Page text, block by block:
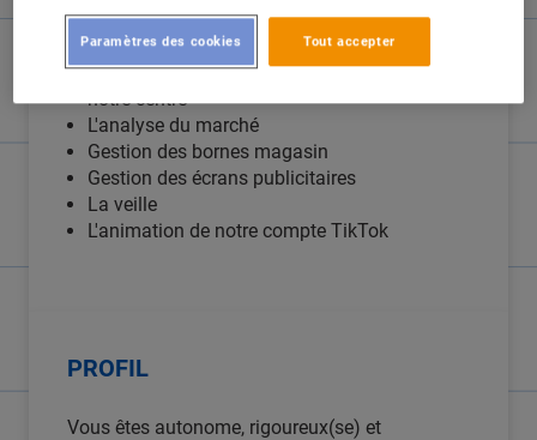
L'affichage du magasin : PLV, affiches
promotionnelles
Mise en oeuvre de la stratégie marketing de
notre centre
L'analyse du marché
Gestion des bornes magasin
Gestion des écrans publicitaires
La veille
L'animation de notre compte TikTok
PROFIL
Vous êtes autonome, rigoureux(se) et
Tout accepter
Paramètres des cookies